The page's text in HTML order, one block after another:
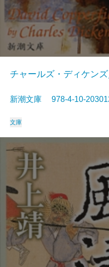
チャールズ・ディケン
新潮文庫 978-4-10-
文庫